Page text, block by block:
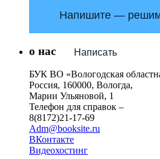
Напишите —
Написать
о нас
БУК ВО «Вологодская
Россия, 160000, Вологда,
Марии Ульяновой, 1
Телефон для справок –
8(8172)21-17-69
Adm@booksite.ru
ВКонтакте
Видеохостинг